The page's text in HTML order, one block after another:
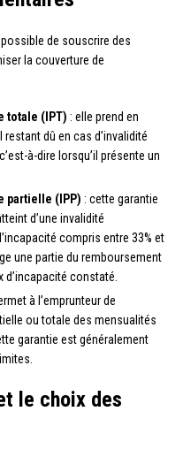
de souscrire des
la couverture de
totale (IPT) : elle prend en
dû en cas d’invalidité
à-dire lorsqu’il présente un
partielle (IPP) : cette garantie
d’une invalidité
compris entre 33% et
une partie du remboursement
constaté.
à l’emprunteur de
ou totale des mensualités
garantie est généralement
le choix des